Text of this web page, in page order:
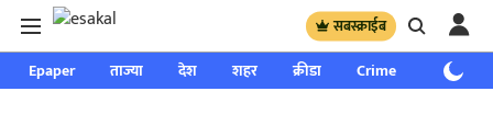
सबस्क्राईब
Epaper ताज्या देश शहर क्रीडा Crime साप्ताहिक